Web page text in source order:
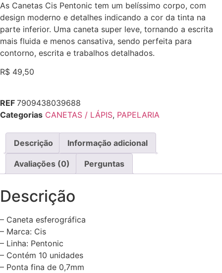
As Canetas Cis Pentonic tem um belíssimo corpo, com
design moderno e detalhes indicando a cor da tinta na
parte inferior. Uma caneta super leve, tornando a escrita
mais fluida e menos cansativa, sendo perfeita para
contorno, escrita e trabalhos detalhados.
R$ 49,50
REF 7909438039688
Categorias CANETAS / LÁPIS, PAPELARIA
Descrição Informação adicional
Avaliações (0) Perguntas
Descrição
– Caneta esferográfica
– Marca: Cis
– Linha: Pentonic
– Contém 10 unidades
– Ponta fina de 0,7mm